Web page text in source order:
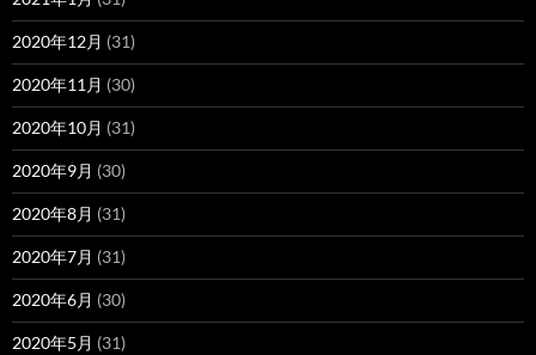
2020年12月 (31)
2020年11月 (30)
2020年10月 (31)
2020年9月 (30)
2020年8月 (31)
2020年7月 (31)
2020年6月 (30)
2020年5月 (31)